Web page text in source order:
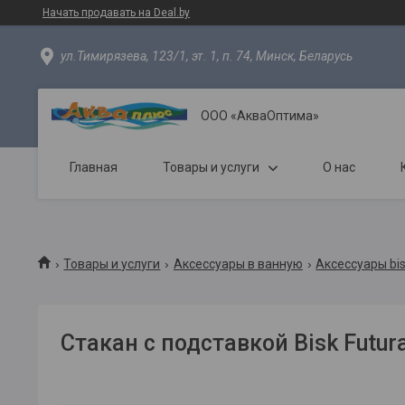
Начать продавать на Deal.by
ул.Тимирязева, 123/1, эт. 1, п. 74, Минск, Беларусь
ООО «АкваОптима»
Главная Товары и услуги О нас
Товары и услуги Аксессуары в ванную Аксессуары
Стакан с подставкой Bisk